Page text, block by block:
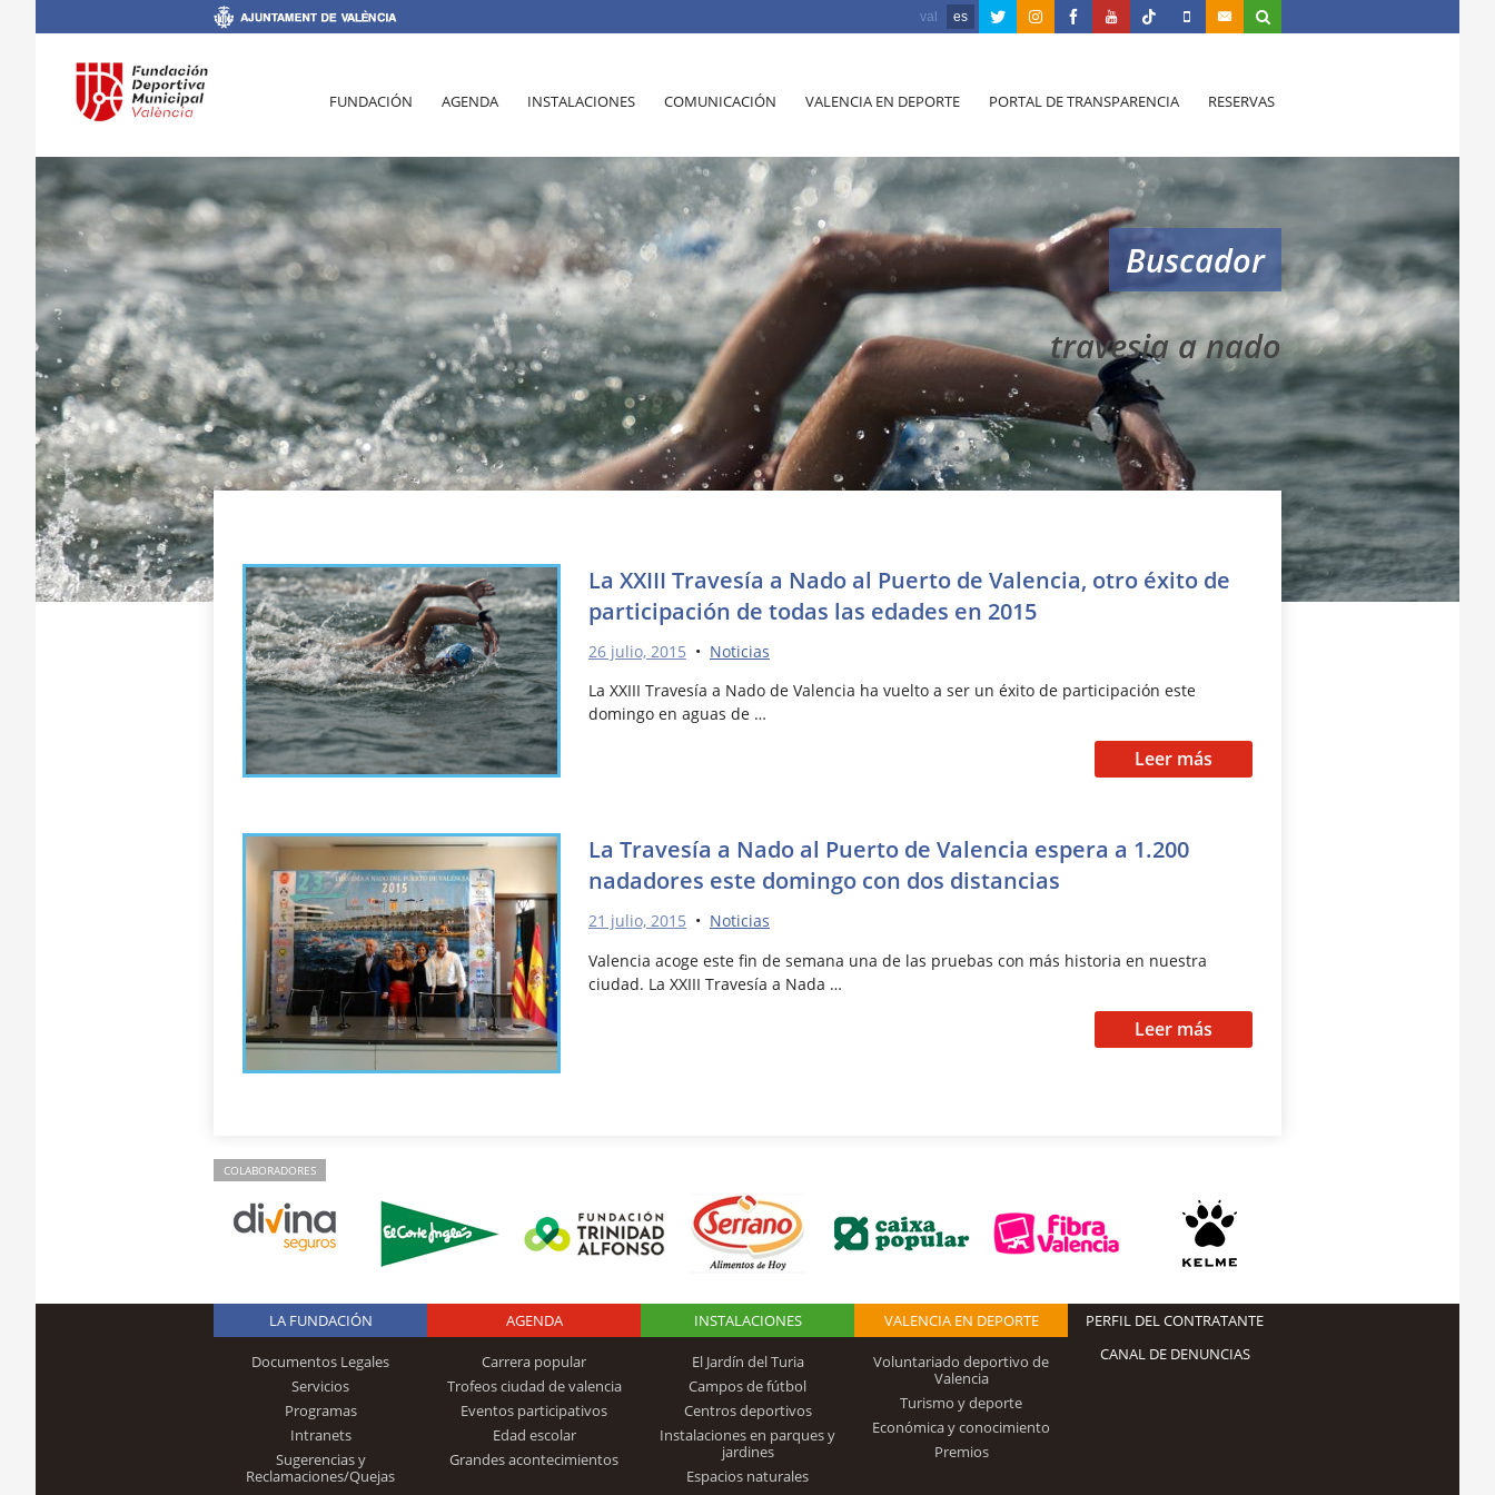
val es
FUNDACIÓN AGENDA INSTALACIONES COMUNICACIÓN VALENCIA EN DEPORTE PORTAL DE TRANSPARENCIA RESERVAS
Buscador
travesia a nado
La XXIII Travesía a Nado al Puerto de Valencia, otro éxito de
participación de todas las edades en 2015
26 julio, 2015 • Noticias
La XXIII Travesía a Nado de Valencia ha vuelto a ser un éxito de participación este
domingo en aguas de …
Leer más
La Travesía a Nado al Puerto de Valencia espera a 1.200
nadadores este domingo con dos distancias
21 julio, 2015 • Noticias
Valencia acoge este fin de semana una de las pruebas con más historia en nuestra
ciudad. La XXIII Travesía a Nada …
Leer más
COLABORADORES
Logo Fundación
Trinidad Alfonso
LA FUNDACIÓN
Documentos Legales
Servicios
Programas
Intranets
Sugerencias y
Reclamaciones/Quejas
AGENDA
Carrera popular
Trofeos ciudad de valencia
Eventos participativos
Edad escolar
Grandes acontecimientos
INSTALACIONES
El Jardín del Turia
Campos de fútbol
Centros deportivos
Instalaciones en parques y
jardines
Espacios naturales
VALENCIA EN DEPORTE
Voluntariado deportivo de
Valencia
Turismo y deporte
Económica y conocimiento
Premios
PERFIL DEL CONTRATANTE
CANAL DE DENUNCIAS